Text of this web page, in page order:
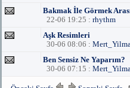
Bakmak İle Görmek
22-06 19:25 : rhythm
Aşk Resimleri
30-06 08:06 :
Ben Sensiz Ne Yaparım?
30-06 07:15 :